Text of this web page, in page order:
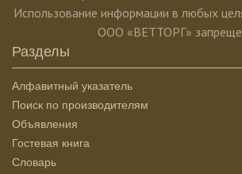
Использование информации в любых
ООО «ВЕТТОРГ»
Разделы
Алфавитный указатель
Поиск по производителям
Объявления
Гостевая книга
Словарь